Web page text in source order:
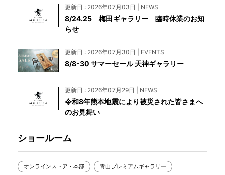
更新日 : 2026年07月03日 | NEWS
8/24.25 梅田ギャラリー 臨時休業のお知
らせ
更新日 : 2026年07月30日 | EVENTS
8/8-30 サマーセール 天神ギャラリー
更新日 : 2026年07月29日 | NEWS
令和8年熊本地震により被災された皆さまへ
のお見舞い
ショールーム
オンラインストア・本部 青山プレミアムギャラリー